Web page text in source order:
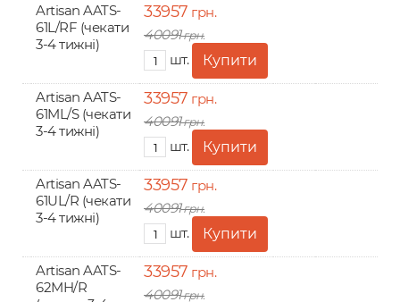
Artisan AATS-
61L/RF (чекати
3-4 тижні)
33957 грн.
40091грн.
шт.
Artisan AATS-
61ML/S (чекати
3-4 тижні)
33957 грн.
40091грн.
шт.
Artisan AATS-
61UL/R (чекати
3-4 тижні)
33957 грн.
40091грн.
шт.
Artisan AATS-
62MH/R
33957 грн.
40091грн.